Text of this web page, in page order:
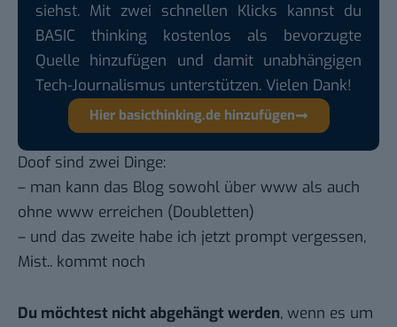
siehst. Mit zwei schnellen Klicks kannst du
BASIC thinking kostenlos als bevorzugte
Quelle hinzufügen und damit unabhängigen
Tech-Journalismus unterstützen. Vielen Dank!
Hier basicthinking.de hinzufügen
Doof sind zwei Dinge:
– man kann das Blog sowohl über www als auch
ohne www erreichen (Doubletten)
– und das zweite habe ich jetzt prompt vergessen,
Mist.. kommt noch
Du möchtest nicht abgehängt werden, wenn es um